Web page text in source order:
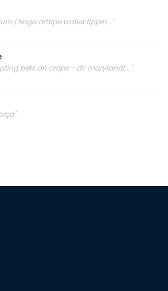
| tioga arttipe wallet tippin..."
bets on craps - dr. marylandt..."